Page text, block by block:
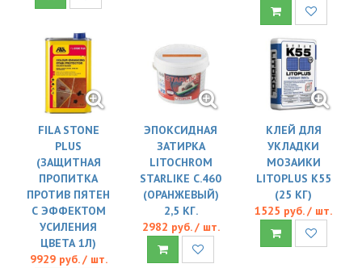
FILA STONE
PLUS
(ЗАЩИТНАЯ
ПРОПИТКА
ПРОТИВ ПЯТЕН
С ЭФФЕКТОМ
УСИЛЕНИЯ
ЦВЕТА 1Л)
9929 руб. / шт.
ЭПОКСИДНАЯ
ЗАТИРКА
LITOCHROM
STARLIKE C.460
(ОРАНЖЕВЫЙ)
2,5 КГ.
2982 руб. / шт.
КЛЕЙ ДЛЯ
УКЛАДКИ
МОЗАИКИ
LITOPLUS K55
(25 КГ)
1525 руб. / шт.